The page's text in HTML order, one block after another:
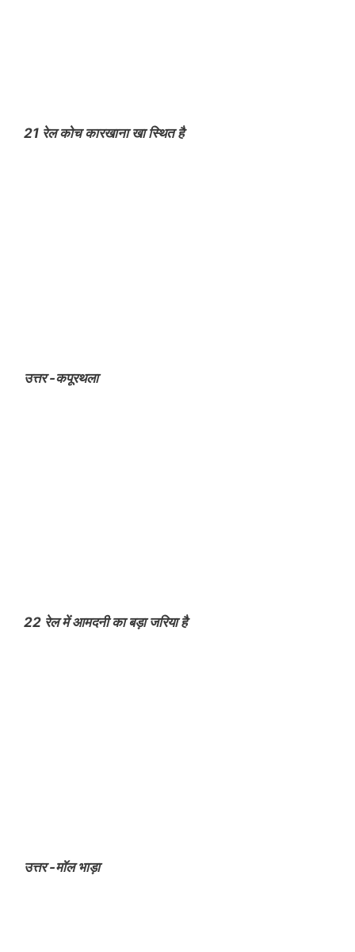
21 रेल कोच कारखाना खा स्थित है
उत्तर -कपूरथला
22 रेल में आमदनी का बड़ा जरिया है
उत्तर -मॉल भाड़ा